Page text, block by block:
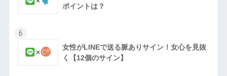
ポイントは？
6
女性がLINEで送る脈ありサイン！女心を見抜
く【12個のサイン】